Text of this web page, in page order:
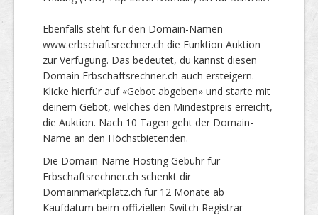
Ebenfalls steht für den Domain-Namen
www.erbschaftsrechner.ch die Funktion Auktion
zur Verfügung. Das bedeutet, du kannst diesen
Domain Erbschaftsrechner.ch auch ersteigern.
Klicke hierfür auf «Gebot abgeben» und starte mit
deinem Gebot, welches den Mindestpreis erreicht,
die Auktion. Nach 10 Tagen geht der Domain-
Name an den Höchstbietenden.
Die Domain-Name Hosting Gebühr für
Erbschaftsrechner.ch schenkt dir
Domainmarktplatz.ch für 12 Monate ab
Kaufdatum beim offiziellen Switch Registrar